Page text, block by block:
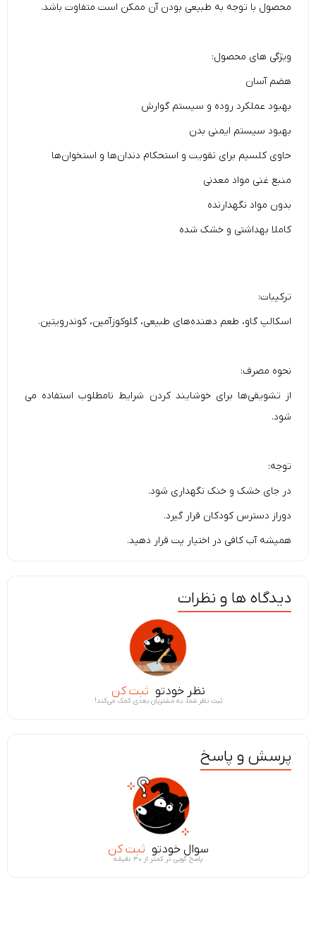
محصول با توجه به طبیعی بودن آن ممکن است متفاوت باشد.
ویژگی های محصول:
هضم آسان
بهبود عملکرد روده و سیستم گوارش
بهبود سیستم ایمنی بدن
حاوی کلسیم برای تقویت و استحکام دندان‌ها و استخوان‌ها
منبع غنی مواد معدنی
بدون مواد نگهدارنده
کاملا بهداشتی و خشک شده
ترکیبات:
اسکالپ گاو، طعم دهنده‌های طبیعی، گلوکوزآمین، کوندرویتین.
نحوه مصرف:
از تشویقی‌ها برای خوشایند کردن شرایط نامطلوب استفاده می
شود.
توجه:
در جای خشک و خنک نگهداری شود.
دوراز دسترس کودکان قرار گیرد.
همیشه آب کافی در اختیار پت قرار دهید.
دیدگاه ها و نظرات
نظر خودتو ثبت کن
ثبت نظر شما، به مشتریان بعدی کمک می‌کند!
پرسش و پاسخ
سوال خودتو ثبت کن
پاسخ گویی در کمتر از ۳۰ دقیقه